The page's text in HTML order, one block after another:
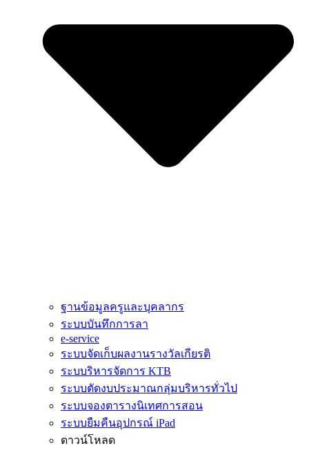
ฐานข้อมูลครูและบุคลากร
ระบบบันทึกการลา
e-service
ระบบจัดเก็บผลงานรางวัลเกียรติ
ระบบริหารจัดการ KTB
ระบบตัดงบประมาณกลุ่มบริหารทั่วไป
ระบบจองตารางนิเทศการสอน
ระบบยืมคืนอุปกรณ์ iPad
ดาวน์โหลด